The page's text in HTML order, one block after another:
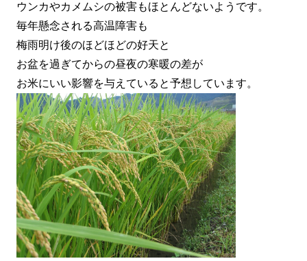
ウンカやカメムシの被害もほとんどないようです。
毎年懸念される高温障害も
梅雨明け後のほどほどの好天と
お盆を過ぎてからの昼夜の寒暖の差が
お米にいい影響を与えていると予想しています。